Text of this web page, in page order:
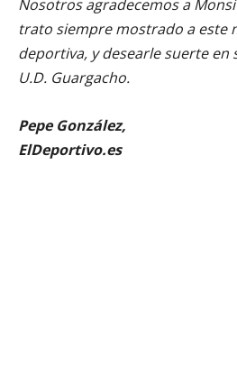
Nosotros agradecemos a
trato siempre mostrado a este
deportiva, y desearle suerte en
U.D. Guargacho.
Pepe González,
ElDeportivo.es